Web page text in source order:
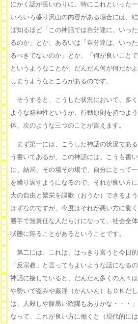
にかく話が長いわりに、特にこれといった
いろいろ盛り沢山の内容がある場合には、
ば知るほど「この神話では自分達に、いっ
るのか」とか、あるいは「自分達は、いっ
るべきでないのか」とか、「何が良いこと
というようなことが、だんだん何が何だか
しまうようなところがあるのです。
そうすると、こうした状況において、多
ような精神性というか、行動原則を持つよ
体、次のような三つのことが言えます。
まず第一には、こうした神話の状況であ
う書いてあるが、この神話には、こうも書
に、結局、その場その場で、自分にとって
を繰り返すようになるので、それが良い方
大の自由と繁栄を謳歌（おうか）できるよ
はずなのですが、今度はそれが悪い方に働
勝手で無責任な人だらけになって、社会全
状態に陥ることがあるということです。
第二には、これは、はっきり言うと今日
「反宗教」と言ってもよいような話になる
神話に接していると、だんだん多くの人々
や勢いで盗みや姦淫（かんいん）もＯＫだ
は、人殺しや腹黒い陰謀もありかな・・・
なって、これが良い方に働くと（現代的に